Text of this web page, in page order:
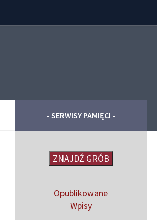
- SERWISY PAMIĘCI -
ZNAJDŹ GRÓB
Opublikowane
Wpisy